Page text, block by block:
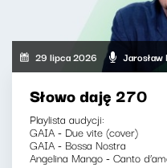
29 lipca 2026 Jarosław
Słowo daję 270
Playlista audycji:
GAIA - Due vite (cover)
GAIA - Bossa Nostra
Angelina Mango - Canto